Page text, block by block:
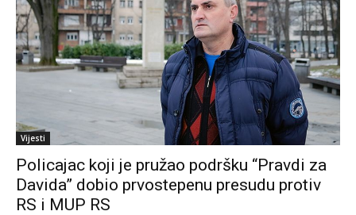
Vijesti
Policajac koji je pružao podršku “Pravdi za
Davida” dobio prvostepenu presudu protiv
RS i MUP RS